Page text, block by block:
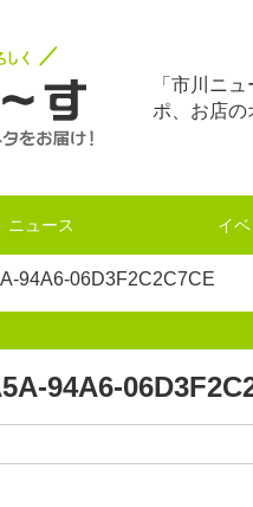
「市川ニ
ポ、お店の
ニュース イベ
94A6-06D3F2C2C7CE
94A6-